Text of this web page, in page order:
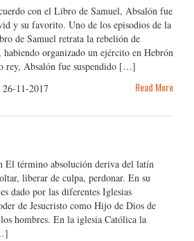
con el Libro de Samuel, Absalón fue
y su favorito. Uno de los episodios de la
de Samuel retrata la rebelión de
habiendo organizado un ejército en Hebrón
rey, Absalón fue suspendido […]
26-11-2017 Read More
El término absolución deriva del latín
liberar de culpa, perdonar. En su
dado por las diferentes Iglesias
de Jesucristo como Hijo de Dios de
hombres. En la iglesia Católica la